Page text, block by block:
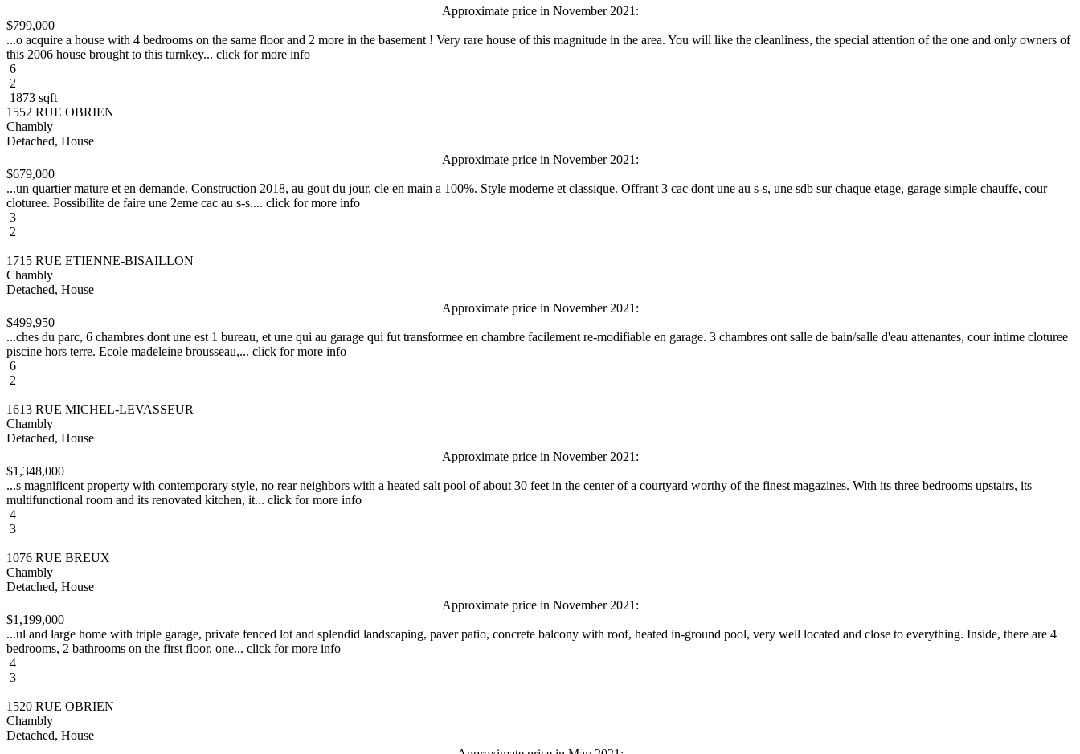
Approximate price in November 2021:
$799,000
...o acquire a house with 4 bedrooms on the same floor and 2 more in the basement ! Very rare house of this magnitude in the area. You will like the cleanliness, the special attention of the one and only owners of
this 2006 house brought to this turnkey... click for more info
6
2
1873 sqft
1552 RUE OBRIEN
Chambly
Detached, House
Approximate price in November 2021:
$679,000
...un quartier mature et en demande. Construction 2018, au gout du jour, cle en main a 100%. Style moderne et classique. Offrant 3 cac dont une au s-s, une sdb sur chaque etage, garage simple chauffe, cour
cloturee. Possibilite de faire une 2eme cac au s-s.... click for more info
3
2
1715 RUE ETIENNE-BISAILLON
Chambly
Detached, House
Approximate price in November 2021:
$499,950
...ches du parc, 6 chambres dont une est 1 bureau, et une qui au garage qui fut transformee en chambre facilement re-modifiable en garage. 3 chambres ont salle de bain/salle d'eau attenantes, cour intime cloturee
piscine hors terre. Ecole madeleine brousseau,... click for more info
6
2
1613 RUE MICHEL-LEVASSEUR
Chambly
Detached, House
Approximate price in November 2021:
$1,348,000
...s magnificent property with contemporary style, no rear neighbors with a heated salt pool of about 30 feet in the center of a courtyard worthy of the finest magazines. With its three bedrooms upstairs, its
multifunctional room and its renovated kitchen, it... click for more info
4
3
1076 RUE BREUX
Chambly
Detached, House
Approximate price in November 2021:
$1,199,000
...ul and large home with triple garage, private fenced lot and splendid landscaping, paver patio, concrete balcony with roof, heated in-ground pool, very well located and close to everything. Inside, there are 4
bedrooms, 2 bathrooms on the first floor, one... click for more info
4
3
1520 RUE OBRIEN
Chambly
Detached, House